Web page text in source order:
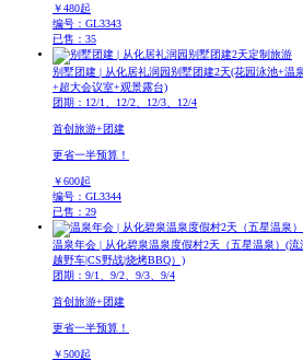
￥480起
编号：GL3343
已售：35
定制旅游
别墅团建 | 从化居礼润园别墅团建2天(花园泳池+温
+超大会议室+观景露台)
团期：12/1、12/2、12/3、12/4
首创旅游+团建
更省一半预算！
￥600起
编号：GL3344
已售：29
温泉年会 | 从化碧泉温泉度假村2天（五星温泉） (流
越野车|CS野战|烧烤BBQ）)
团期：9/1、9/2、9/3、9/4
首创旅游+团建
更省一半预算！
￥500起